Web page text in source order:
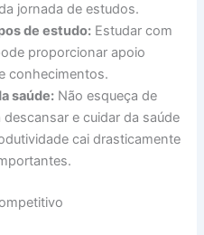
jornada de estudos.
de estudo: Estudar com
proporcionar apoio
conhecimentos.
saúde: Não esqueça de
e cuidar da saúde
cai drasticamente